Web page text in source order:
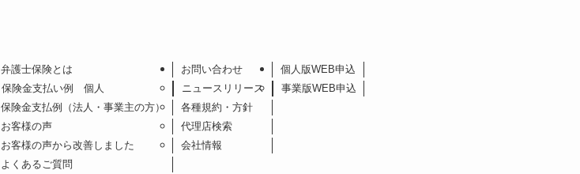
弁護士保険とは
保険金支払い例 個人
保険金支払例（法人・事業主の方）
お客様の声
お客様の声から改善しました
よくあるご質問
お問い合わせ
ニュースリリース
各種規約・方針
代理店検索
会社情報
個人版WEB申込
事業版WEB申込